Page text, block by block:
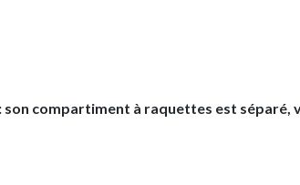
compartiment à raquettes est